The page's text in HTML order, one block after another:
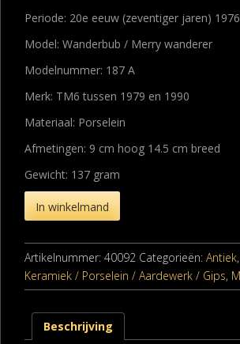
Periode: 20e eeuw (zeventiger jaren) 1976
Model: Wanderbub / Merry wanderer
Modelnummer: 187 A
Merk: TM6 tussen 1979 en 1990
Materiaal: Porselein
Afmetingen: 9 cm hoog 14.5 cm breed
Gewicht: 137 gram
In winkelmand
Artikelnummer: 40092 Categorieën: Antiek,
Keramiek / Porselein / Aardewerk / Gips,
Beschrijving